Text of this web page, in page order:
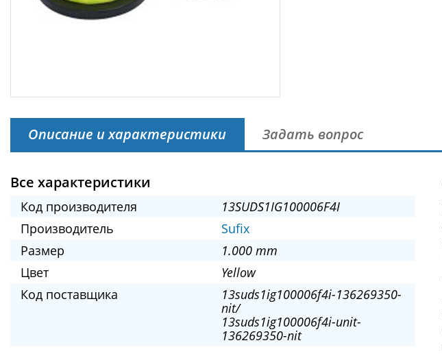
Описание и характеристики Задать вопрос
Все характеристики
Код производителя
13SUDS1IG100006F4I
Производитель
Sufix
Размер
1.000 mm
Цвет
Yellow
Код поставщика
13suds1ig100006f4i-136269350-
nit/
13suds1ig100006f4i-unit-
136269350-nit